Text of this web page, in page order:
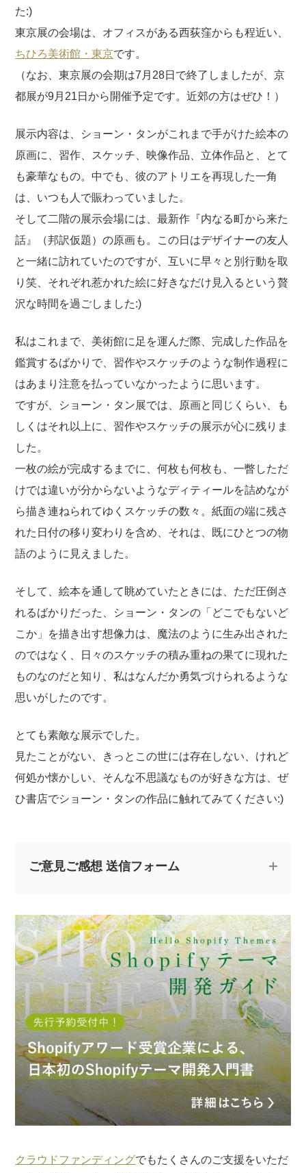
た:)
東京展の会場は、オフィスがある西荻窪からも程近い、
ちひろ美術館・東京です。
（なお、東京展の会期は7月28日で終了しましたが、京
都展が9月21日から開催予定です。近郊の方はぜひ！）
展示内容は、ショーン・タンがこれまで手がけた絵本の
原画に、習作、スケッチ、映像作品、立体作品と、とて
も豪華なもの。中でも、彼のアトリエを再現した一角
は、いつも人で賑わっていました。
そして二階の展示会場には、最新作『内なる町から来た
話』（邦訳仮題）の原画も。この日はデザイナーの友人
と一緒に訪れていたのですが、互いに早々と別行動を取
り笑、それぞれ惹かれた絵に好きなだけ見入るという贅
沢な時間を過ごしました:)
私はこれまで、美術館に足を運んだ際、完成した作品を
鑑賞するばかりで、習作やスケッチのような制作過程に
はあまり注意を払っていなかったように思います。
ですが、ショーン・タン展では、原画と同じくらい、も
しくはそれ以上に、習作やスケッチの展示が心に残りま
した。
一枚の絵が完成するまでに、何枚も何枚も、一瞥しただ
けでは違いが分からないようなディティールを詰めなが
ら描き連ねられてゆくスケッチの数々。紙面の端に残さ
れた日付の移り変わりを含め、それは、既にひとつの物
語のように見えました。
そして、絵本を通して眺めていたときには、ただ圧倒さ
れるばかりだった、ショーン・タンの「どこでもないど
こか」を描き出す想像力は、魔法のように生み出された
のではなく、日々のスケッチの積み重ねの果てに現れた
ものなのだと知り、私はなんだか勇気づけられるような
思いがしたのです。
とても素敵な展示でした。
見たことがない、きっとこの世には存在しない、けれど
何処か懐かしい、そんな不思議なものが好きな方は、ぜ
ひ書店でショーン・タンの作品に触れてみてください:)
ご意見ご感想 送信フォーム
にお寄せください。
※なお、ご質問については回答できない場合と、当ブログ
の記事にて個人情報を伏せたうえで回答させていただく
場合がございます。あらかじめご了承ください。
クラウドファンディングでもたくさんのご支援をいただ